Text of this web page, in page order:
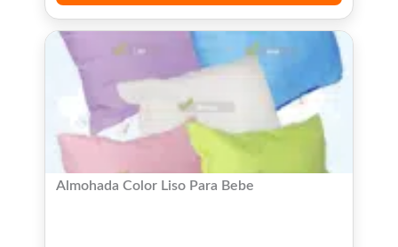
Almohada Color Liso Para Bebe